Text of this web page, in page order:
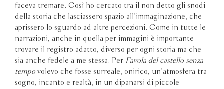
faceva tremare. Così ho cercato tra il non detto gli snodi
della storia che lasciassero spazio all’immaginazione, che
aprissero lo sguardo ad altre percezioni. Come in tutte le
narrazioni, anche in quella per immagini è importante
trovare il registro adatto, diverso per ogni storia ma che
sia anche fedele a me stessa. Per Favola del castello senza
tempo volevo che fosse surreale, onirico, un’atmosfera tra
sogno, incanto e realtà, in un dipanarsi di piccole